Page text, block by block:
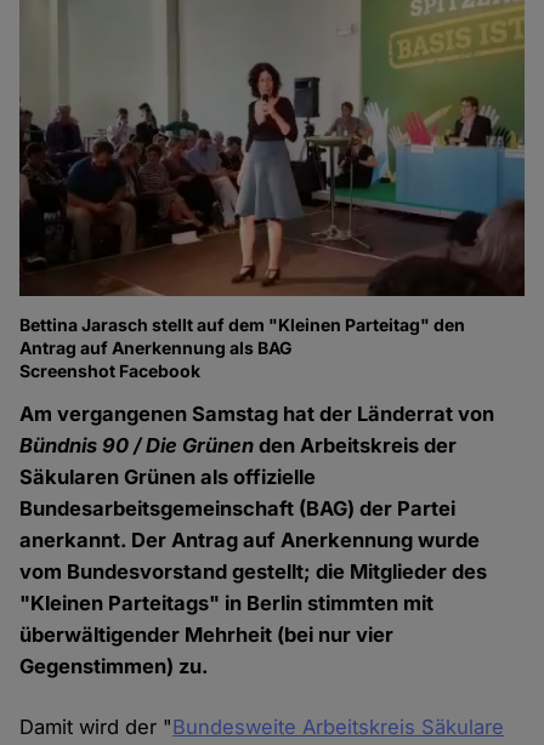
Bettina Jarasch stellt auf dem "Kleinen Parteitag" den
Antrag auf Anerkennung als BAG
Screenshot Facebook
Am vergangenen Samstag hat der Länderrat von
Bündnis 90 / Die Grünen den Arbeitskreis der
Säkularen Grünen als offizielle
Bundesarbeitsgemeinschaft (BAG) der Partei
anerkannt. Der Antrag auf Anerkennung wurde
vom Bundesvorstand gestellt; die Mitglieder des
"Kleinen Parteitags" in Berlin stimmten mit
überwältigender Mehrheit (bei nur vier
Gegenstimmen) zu.
Damit wird der "Bundesweite Arbeitskreis Säkulare